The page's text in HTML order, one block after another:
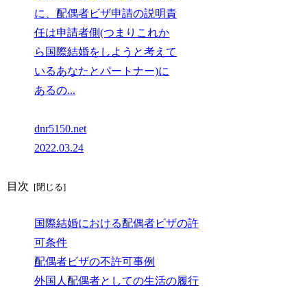
に、配偶者ビザ申請の説明責
任は申請者側(つまりこれか
ら国際結婚をしようと考えて
いるあなたとパートナー)に
あるの...
dnr5150.net
2022.03.24
目次
国際結婚における配偶者ビザの許
可条件
配偶者ビザの不許可事例
外国人配偶者としての生活の履行